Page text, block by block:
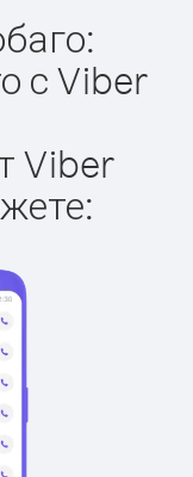
с Viber
Viber